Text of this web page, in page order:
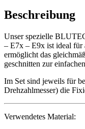
Beschreibung
Unser spezielle
– E7x – E9x ist ideal für
ermöglicht das
geschnitten zur
Im Set sind jeweils für
Drehzahlmesser) die
Verwendetes Material: